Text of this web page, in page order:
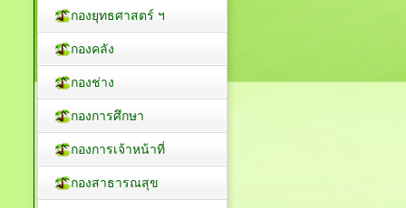
กองยุทธศาสตร์ ฯ
กองคลัง
กองช่าง
กองการศึกษา
กองการเจ้าหน้าที่
กองสาธารณสุข